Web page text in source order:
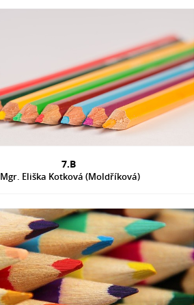
7.B
Mgr. Eliška Kotková (Moldříková)